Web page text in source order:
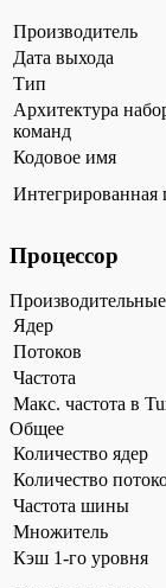
Производитель
Дата выхода
Тип
Архитектура
команд
Кодовое имя
Интегрированная
Процессор
Ядер
Потоков
Частота
Макс. частота в
Общее
Количество ядер
Количество
Частота шины
Множитель
Кэш 1-го уровня